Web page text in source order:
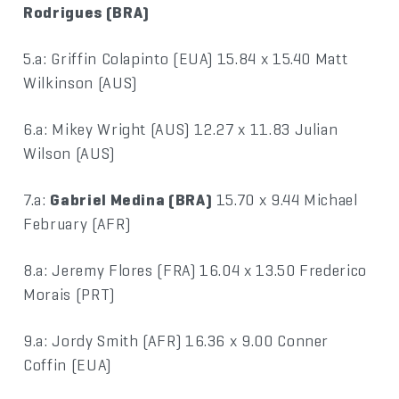
Rodrigues (BRA)
5.a: Griffin Colapinto (EUA) 15.84 x 15.40 Matt
Wilkinson (AUS)
6.a: Mikey Wright (AUS) 12.27 x 11.83 Julian
Wilson (AUS)
7.a: Gabriel Medina (BRA) 15.70 x 9.44 Michael
February (AFR)
8.a: Jeremy Flores (FRA) 16.04 x 13.50 Frederico
Morais (PRT)
9.a: Jordy Smith (AFR) 16.36 x 9.00 Conner
Coffin (EUA)